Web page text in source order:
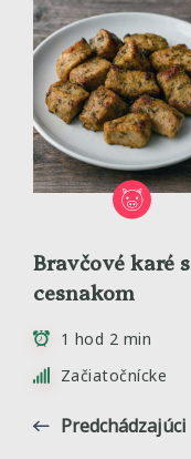
Bravčové karé s
cesnakom
1 hod 2 min
Začiatočnícke
Predchádzajúci